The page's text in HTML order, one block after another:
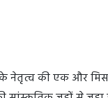
के नेतृत्व की एक और